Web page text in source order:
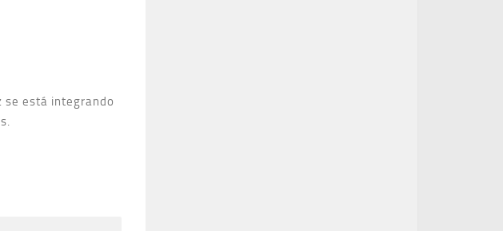
se está integrando